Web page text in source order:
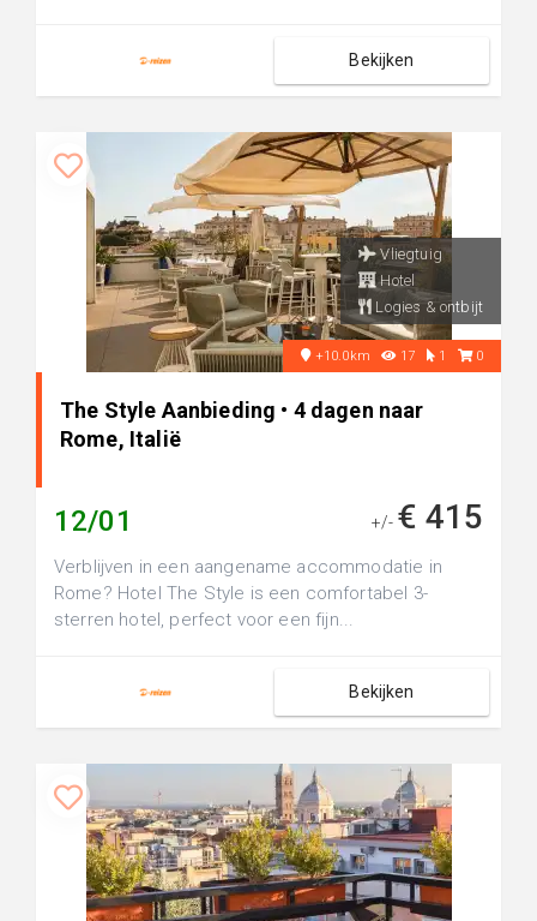
Bekijken
Vliegtuig
Hotel
Logies & ontbijt
+10.0km 17 1 0
The Style Aanbieding • 4 dagen naar
Rome, Italië
12/01 +/- € 415
Verblijven in een aangename accommodatie in
Rome? Hotel The Style is een comfortabel 3-
sterren hotel, perfect voor een fijn...
Bekijken